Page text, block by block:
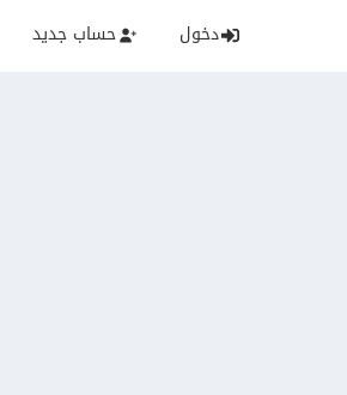
دخول حساب جديد